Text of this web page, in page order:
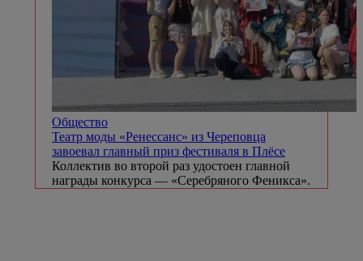
Общество
Театр моды «Ренессанс» из Череповца
завоевал главный приз фестиваля в Плёсе
Коллектив во второй раз удостоен главной
награды конкурса — «Серебряного Феникса».